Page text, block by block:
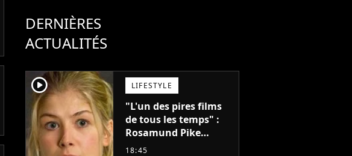
DERNIÈRES
ACTUALITÉS
player2 LIFESTYLE
"L'un des pires films
de tous les temps" :
Rosamund Pike
pensait que ce film
18:45